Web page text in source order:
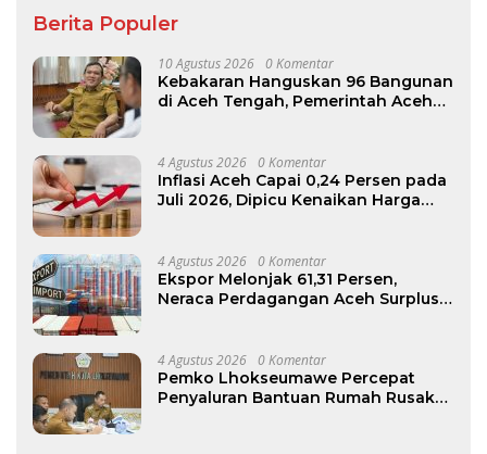
Berita Populer
10 Agustus 2026 0 Komentar
Kebakaran Hanguskan 96 Bangunan
di Aceh Tengah, Pemerintah Aceh
4 Agustus 2026 0 Komentar
Inflasi Aceh Capai 0,24 Persen pada
Juli 2026, Dipicu Kenaikan Harga
4 Agustus 2026 0 Komentar
Ekspor Melonjak 61,31 Persen,
Neraca Perdagangan Aceh Surplus
4 Agustus 2026 0 Komentar
Pemko Lhokseumawe Percepat
Penyaluran Bantuan Rumah Rusak